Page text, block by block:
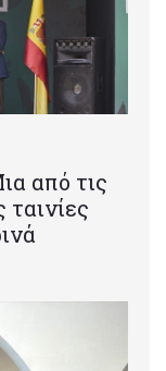
από τις
ταινίες